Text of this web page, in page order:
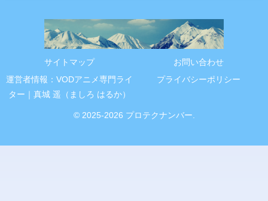
サイトマップ
お問い合わせ
運営者情報：VODアニメ専門ライ
ター｜真城 遥（ましろ はるか）
プライバシーポリシー
© 2025-2026 プロテクナンバー.